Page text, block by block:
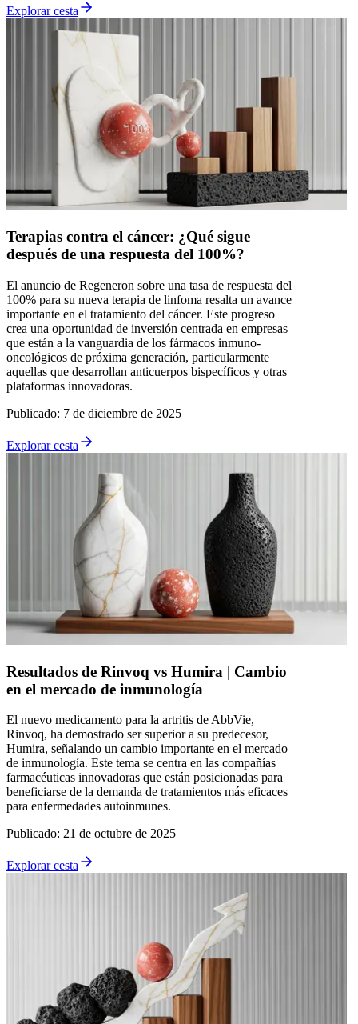
Explorar cesta
Terapias contra el cáncer: ¿Qué sigue
después de una respuesta del 100%?
El anuncio de Regeneron sobre una tasa de respuesta del
100% para su nueva terapia de linfoma resalta un avance
importante en el tratamiento del cáncer. Este progreso
crea una oportunidad de inversión centrada en empresas
que están a la vanguardia de los fármacos inmuno-
oncológicos de próxima generación, particularmente
aquellas que desarrollan anticuerpos bispecíficos y otras
plataformas innovadoras.
Publicado: 7 de diciembre de 2025
Explorar cesta
Resultados de Rinvoq vs Humira | Cambio
en el mercado de inmunología
El nuevo medicamento para la artritis de AbbVie,
Rinvoq, ha demostrado ser superior a su predecesor,
Humira, señalando un cambio importante en el mercado
de inmunología. Este tema se centra en las compañías
farmacéuticas innovadoras que están posicionadas para
beneficiarse de la demanda de tratamientos más eficaces
para enfermedades autoinmunes.
Publicado: 21 de octubre de 2025
Explorar cesta